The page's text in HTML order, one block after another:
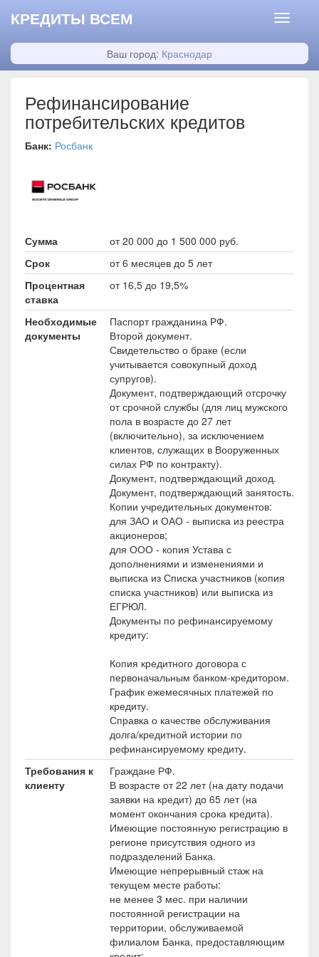
КРЕДИТЫ ВСЕМ
Ваш город: Краснодар
Рефинансирование
потребительских кредитов
Банк: Росбанк
Сумма
от 20 000 до 1 500 000 руб.
Срок
от 6 месяцев до 5 лет
Процентная
ставка
от 16,5 до 19,5%
Необходимые
документы
Паспорт гражданина РФ.
Второй документ.
Свидетельство о браке (если
учитывается совокупный доход
супругов).
Документ, подтверждающий отсрочку
от срочной службы (для лиц мужского
пола в возрасте до 27 лет
(включительно), за исключением
клиентов, служащих в Вооруженных
силах РФ по контракту).
Документ, подтверждающий доход.
Документ, подтверждающий занятость.
Копии учредительных документов:
для ЗАО и ОАО - выписка из реестра
акционеров;
для ООО - копия Устава с
дополнениями и изменениями и
выписка из Списка участников (копия
списка участников) или выписка из
ЕГРЮЛ.
Документы по рефинансируемому
кредиту:
Копия кредитного договора с
первоначальным банком-кредитором.
График ежемесячных платежей по
кредиту.
Справка о качестве обслуживания
долга/кредитной истории по
рефинансируемому кредиту.
Требования к
клиенту
Граждане РФ.
В возрасте от 22 лет (на дату подачи
заявки на кредит) до 65 лет (на
момент окончания срока кредита).
Имеющие постоянную регистрацию в
регионе присутствия одного из
подразделений Банка.
Имеющие непрерывный стаж на
текущем месте работы:
не менее 3 мес. при наличии
постоянной регистрации на
территории, обслуживаемой
филиалом Банка, предоставляющим